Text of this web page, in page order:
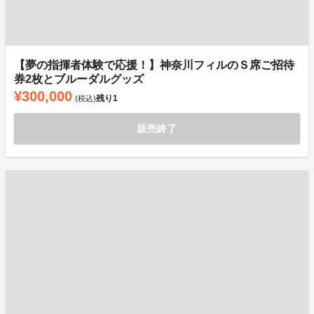
【夢の指揮者体験で応援！】神奈川フィルのＳ席ご招待
券2枚とブルーダルグッズ
¥300,000 (税込)残り1
販売終了